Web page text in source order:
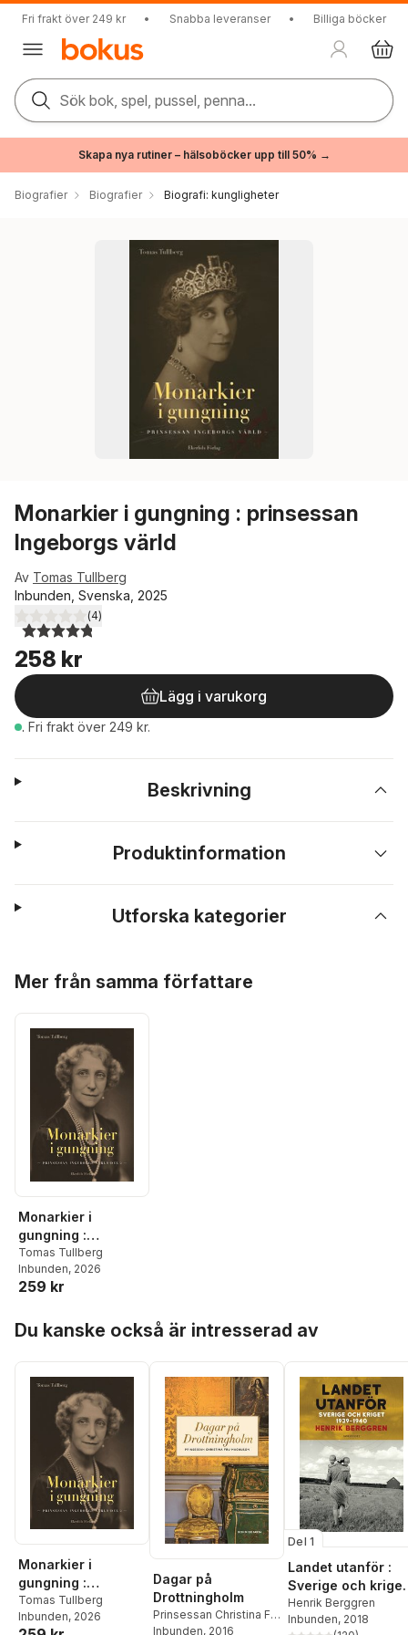
Fri frakt över 249 kr • Snabba leveranser • Billiga böcker
Sök bok, spel, pussel, penna...
Skapa nya rutiner – hälsoböcker upp till 50% →
Biografier Biografier Biografi: kungligheter
Monarkier i gungning : prinsessan
Ingeborgs värld
Av Tomas Tullberg
Inbunden, Svenska, 2025
4,8utav 5 stjärnor. Totalt antal röster:
(4)
258 kr
Lägg i varukorg
. Fri frakt över 249 kr.
Beskrivning
Produktinformation
Utforska kategorier
Mer från samma författare
Monarkier i
gungning :
prinsessan
Ingeborgs värld Del
2
Tomas Tullberg
Inbunden, 2026
259 kr
Du kanske också är intresserad av
Monarkier i
gungning :
prinsessan
Ingeborgs värld Del
Tomas Tullberg
Inbunden, 2026
Dagar på
Drottningholm
Prinsessan Christina Fru
Magnuson
Inbunden, 2016
Del 1
Landet utanför :
Sverige och kriget
1939-1940
Henrik Berggren
Inbunden, 2018